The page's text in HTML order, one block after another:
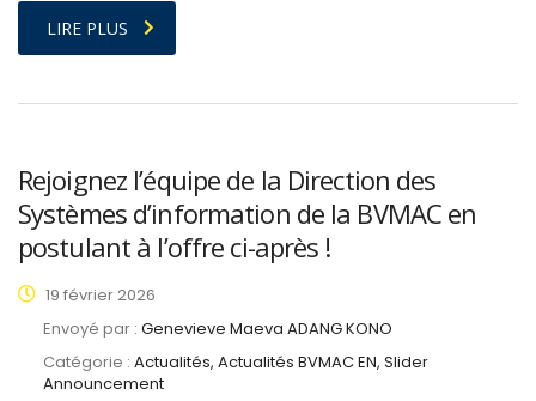
LIRE PLUS
Rejoignez l’équipe de la Direction des
Systèmes d’information de la BVMAC en
postulant à l’offre ci-après !
19 février 2026
Envoyé par : Genevieve Maeva ADANG KONO
Catégorie : Actualités, Actualités BVMAC EN, Slider
Announcement